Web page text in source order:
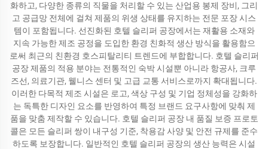
화하고, 다양한 종류의 직물을 처리할 수 있는 산업용 봉제 장비, 그리
고 공급망 전체에 걸쳐 제품의 위생 상태를 유지하는 전문 포장 시스
템이 포함됩니다. 선진화된 호텔 슬리퍼 공장에서는 재활용 소재와
지속 가능한 제조 공정을 도입한 환경 친화적 생산 방식을 활용함으
로써 최근의 친환경 호스피탈리티 트렌드에 부합합니다. 호텔 슬리퍼
공장 제품의 적용 분야는 전통적인 숙박 시설뿐 아니라 항공사, 크루
즈선, 의료기관, 웰니스 센터 및 고급 교통 서비스로까지 확대됩니다.
이러한 다목적 제조 시설은 로고, 색상 구성 및 기업 정체성을 강화하
는 독특한 디자인 요소를 반영하여 특정 브랜드 요구사항에 맞춰 제
품을 맞춤 제작할 수 있습니다. 호텔 슬리퍼 공장 내 품질 보증 프로토
콜은 모든 슬리퍼 쌍이 내구성 기준, 착용감 사양 및 안전 규제를 준수
하도록 보장합니다. 일반적인 호텔 슬리퍼 공장의 생산 능력은 시설